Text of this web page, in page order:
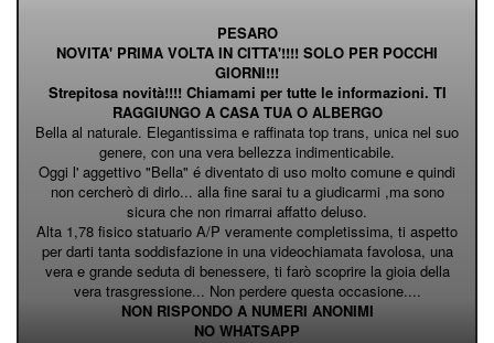
PESARO
NOVITA' PRIMA VOLTA IN CITTA'!!!! SOLO PER POCCHI
GIORNI!!!
Strepitosa novità!!!! Chiamami per tutte le informazioni. TI
RAGGIUNGO A CASA TUA O ALBERGO
Bella al naturale. Elegantissima e raffinata top trans, unica nel suo
genere, con una vera bellezza indimenticabile.
Oggi l' aggettivo "Bella" é diventato di uso molto comune e quindi
non cercherò di dirlo... alla fine sarai tu a giudicarmi ,ma sono
sicura che non rimarrai affatto deluso.
Alta 1,78 fisico statuario A/P veramente completissima, ti aspetto
per darti tanta soddisfazione in una videochiamata favolosa, una
vera e grande seduta di benessere, ti farò scoprire la gioia della
vera trasgressione... Non perdere questa occasione....
NON RISPONDO A NUMERI ANONIMI
NO WHATSAPP